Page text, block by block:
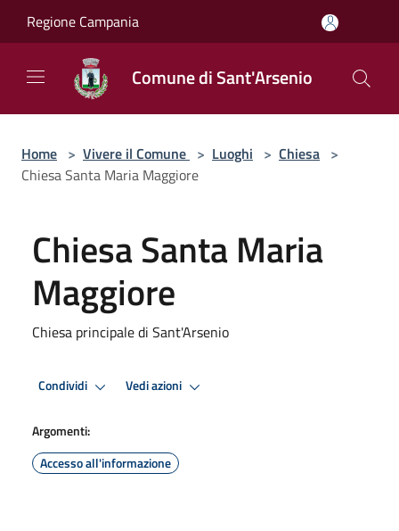
Regione Campania
Comune di Sant'Arsenio
Home > Vivere il Comune > Luoghi > Chiesa >
Chiesa Santa Maria Maggiore
Chiesa Santa Maria
Maggiore
Chiesa principale di Sant'Arsenio
Condividi Vedi azioni
Argomenti:
Accesso all'informazione